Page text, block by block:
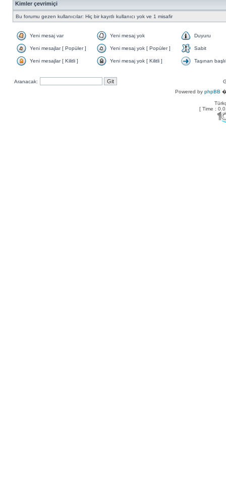
Kimler çevrimiçi
Bu forumu gezen kullanıcılar: Hiç bir kayıtlı kullanıcı yok ve 1 misafir
Yeni mesaj var Yeni mesaj yok Duyuru
Yeni mesajlar [ Popüler ] Yeni mesaj yok [ Popüler ] Sabit
Yeni mesajlar [ Kilitli ] Yeni mesaj yok [ Kilitli ] Taşınan
Aranacak:
Powered by phpBB �
[ Time :